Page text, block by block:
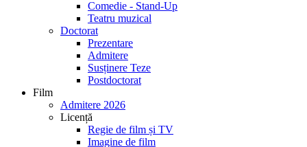
Comedie - Stand-Up
Teatru muzical
Doctorat
Prezentare
Admitere
Susținere Teze
Postdoctorat
Film
Admitere 2026
Licență
Regie de film și TV
Imagine de film